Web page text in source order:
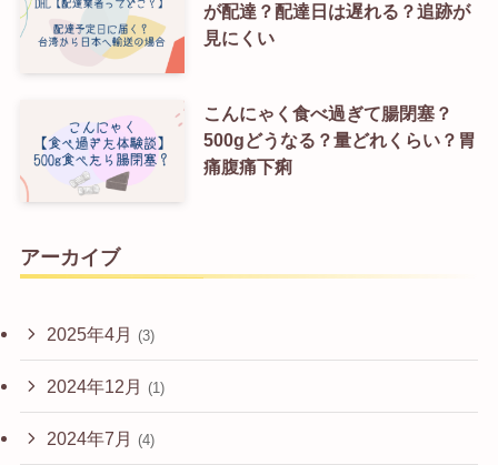
が配達？配達日は遅れる？追跡が
見にくい
こんにゃく食べ過ぎて腸閉塞？
500gどうなる？量どれくらい？胃
痛腹痛下痢
アーカイブ
2025年4月 (3)
2024年12月 (1)
2024年7月 (4)